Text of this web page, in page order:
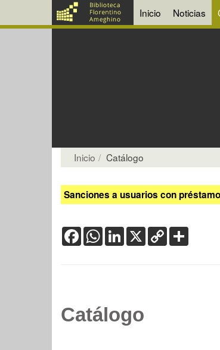
Inicio Noticias
Inicio Catálogo
Sanciones a usuarios con
FacebookWhatsApp
LinkedIn
X Copy
Link
Catálogo